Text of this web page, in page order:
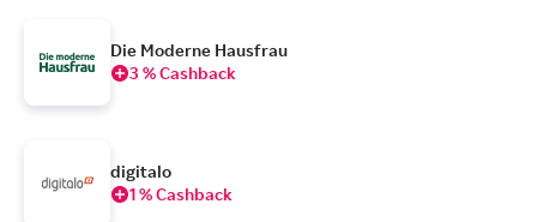
Die Moderne Hausfrau
3 % Cashback
digitalo
1 % Cashback